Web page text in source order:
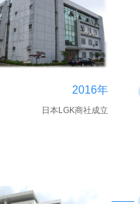
2016年
日本LGK商社成立